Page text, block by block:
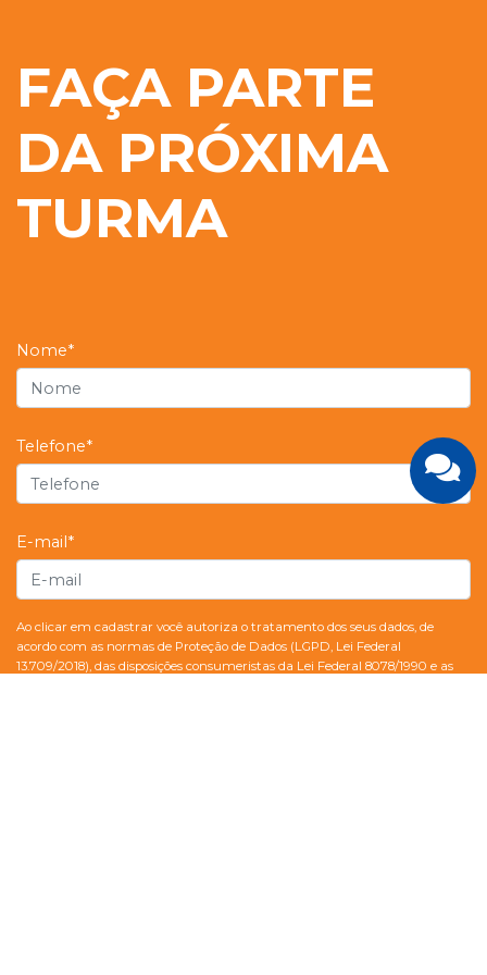
FAÇA PARTE
DA PRÓXIMA
TURMA
Nome*
Telefone*
E-mail*
Ao clicar em cadastrar você autoriza o tratamento dos seus dados, de
acordo com as normas de Proteção de Dados (LGPD, Lei Federal
13.709/2018), das disposições consumeristas da Lei Federal 8078/1990 e as